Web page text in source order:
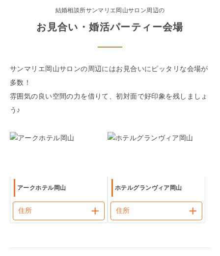
結婚相談所サンマリエ 岡山サロン周辺の
お見合い・婚活パーティー会場
サンマリエ 岡山サロンの周辺にはお見合いにピッタリな会場が
多数！
雰囲気の良い空間の力を借りて、初対面で好印象を残しましょ
う♪
アークホテル岡山
住所
ホテルグランヴィア岡山
住所